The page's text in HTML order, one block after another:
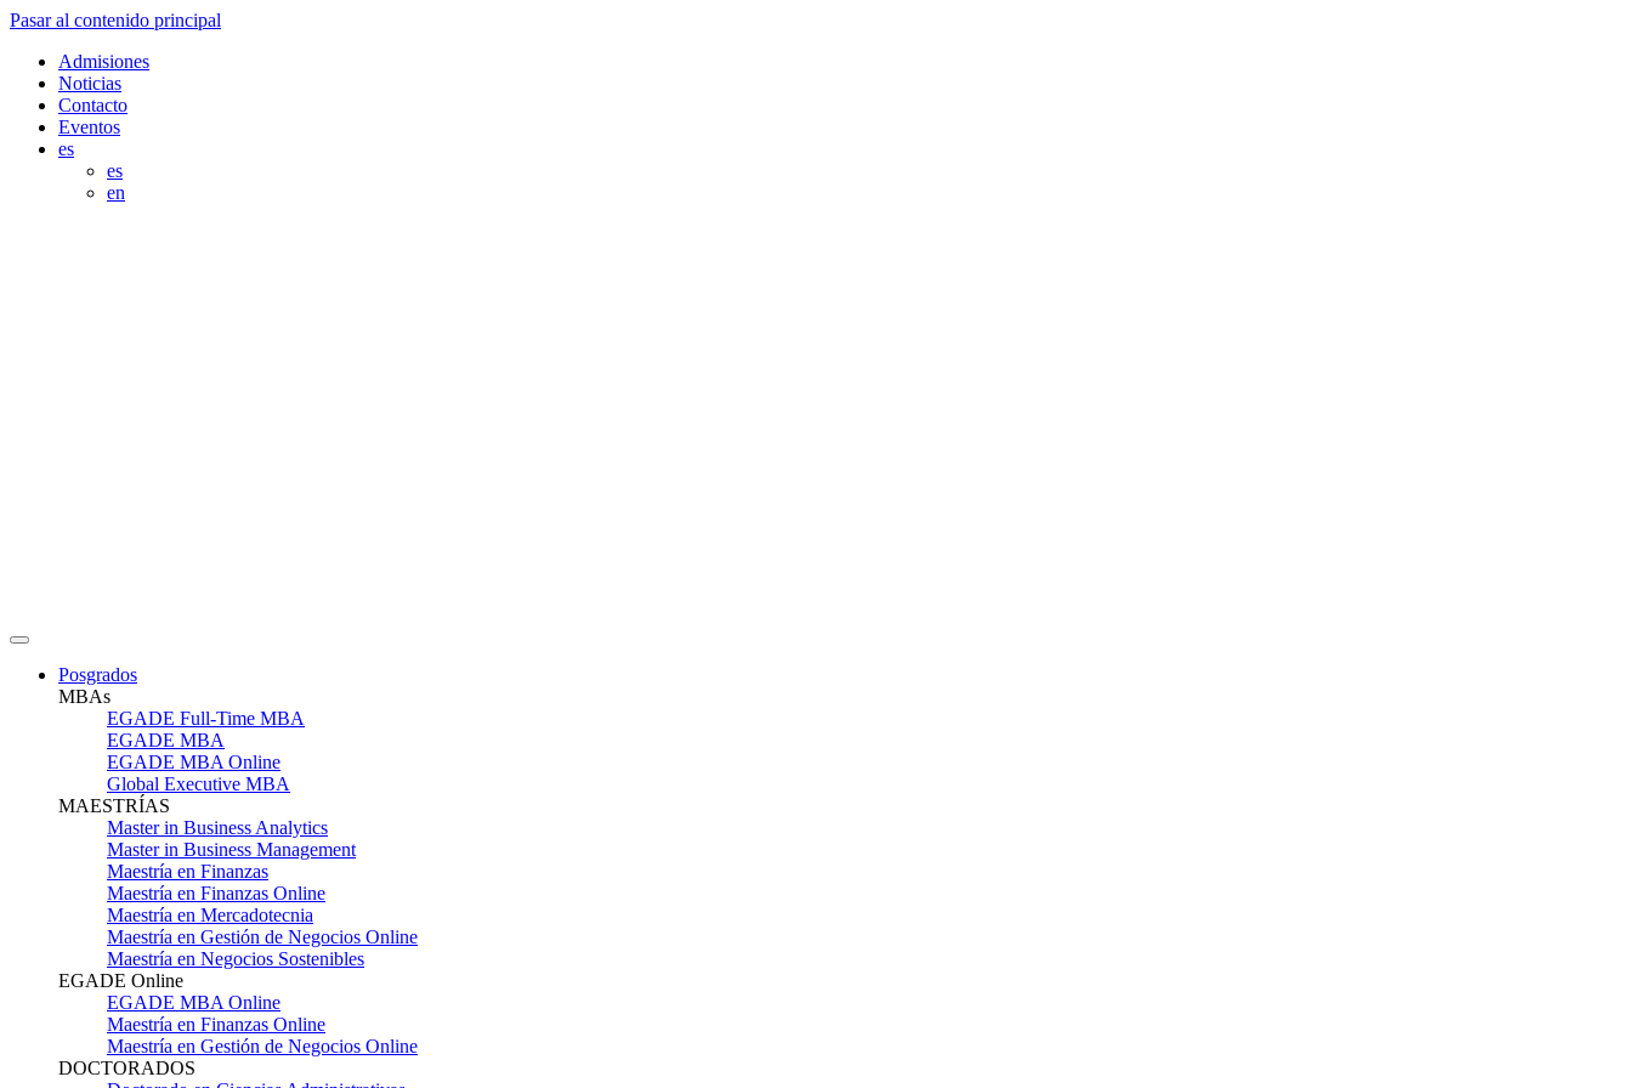
Pasar al contenido principal
Admisiones
Noticias
Contacto
Eventos
es
es
en
Posgrados
MBAs
EGADE Full-Time MBA
EGADE MBA
EGADE MBA Online
Global Executive MBA
MAESTRÍAS
Master in Business Analytics
Master in Business Management
Maestría en Finanzas
Maestría en Finanzas Online
Maestría en Mercadotecnia
Maestría en Gestión de Negocios Online
Maestría en Negocios Sostenibles
EGADE Online
EGADE MBA Online
Maestría en Finanzas Online
Maestría en Gestión de Negocios Online
DOCTORADOS